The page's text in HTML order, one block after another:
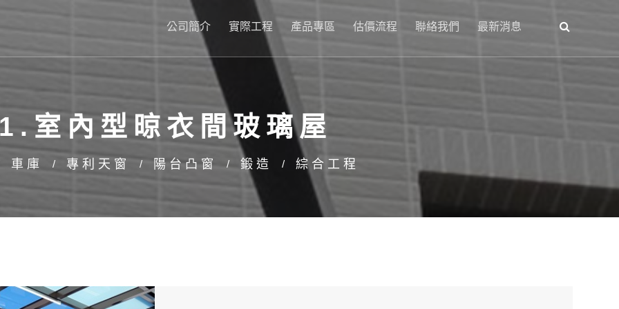
公司簡介 實際工程 產品專區 估價流程 聯絡我們 最新消息
室內型晾衣間玻璃屋
車庫 專利天窗 陽台凸窗 鍛造 綜合工程